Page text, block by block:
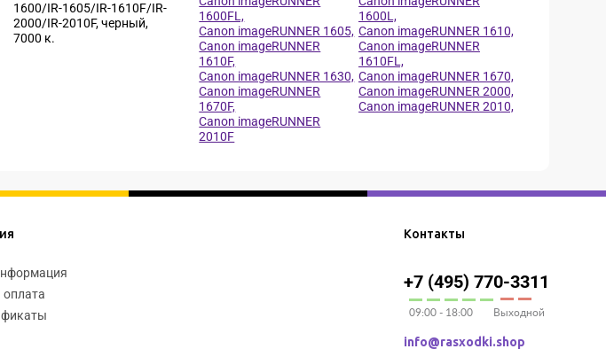
1600/IR-1605/IR-1610F/IR-
2000/IR-2010F, черный,
7000 к.
1600FL,
1600L,
Canon imageRUNNER 1605, Canon imageRUNNER 1610,
Canon imageRUNNER
1610F,
Canon imageRUNNER
1610FL,
Canon imageRUNNER 1630, Canon imageRUNNER 1670,
Canon imageRUNNER
1670F,
Canon imageRUNNER 2000,
Canon imageRUNNER 2010,
Canon imageRUNNER
2010F
оплата
Контакты
+7 (495) 770-3311
09:00 - 18:00 Выходной
info@rasxodki.shop